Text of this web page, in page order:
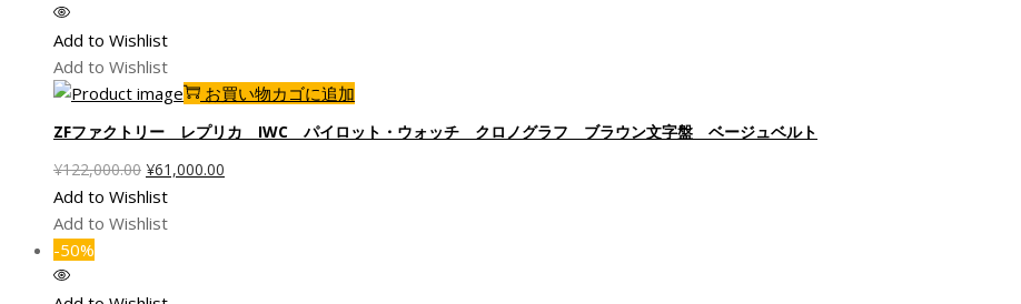
¥122,000.00
で
し
で
Add to Wishlist
Add to Wishlist
お買い物カゴに追加
ZFファクトリー レプリカ IWC パイロット・ウォッチ クロノグラフ ブラウン文字盤 ベージュベルト
¥122,000.00 元
の
価
¥61,000.00
Add to Wishlist
Add to Wishlist
-50%